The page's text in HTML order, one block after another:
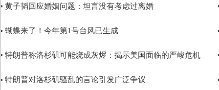
▪ 黄子韬回应婚姻问题：坦言没有考虑过离婚
▪ 蝴蝶来了！今年第1号台风已生成
▪ 特朗普称洛杉矶可能烧成灰烬：揭示美国面临的严峻危机
▪ 特朗普对洛杉矶骚乱的言论引发广泛争议